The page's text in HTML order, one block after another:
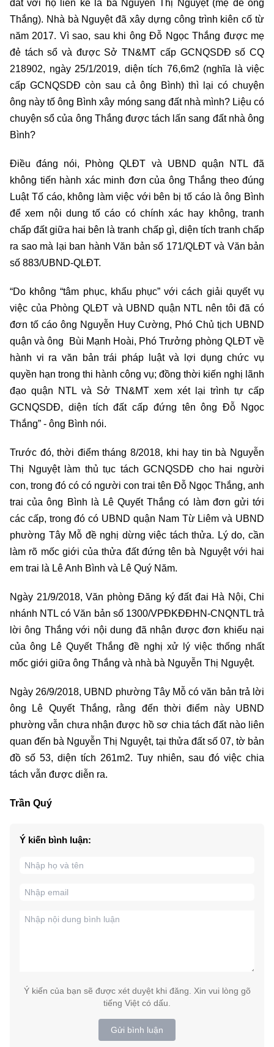
đất với hộ liền kề là bà Nguyễn Thị Nguyệt (mẹ đẻ ông
Thắng). Nhà bà Nguyệt đã xây dựng công trình kiên cố từ
năm 2017. Vì sao, sau khi ông Đỗ Ngọc Thắng được mẹ
đẻ tách sổ và được Sở TN&MT cấp GCNQSDĐ số CQ
218902, ngày 25/1/2019, diện tích 76,6m2 (nghĩa là việc
cấp GCNQSDĐ còn sau cả ông Bình) thì lại có chuyện
ông này tố ông Bình xây móng sang đất nhà mình? Liệu có
chuyện sổ của ông Thắng được tách lấn sang đất nhà ông
Bình?
Điều đáng nói, Phòng QLĐT và UBND quận NTL đã
không tiến hành xác minh đơn của ông Thắng theo đúng
Luật Tố cáo, không làm việc với bên bị tố cáo là ông Bình
để xem nội dung tố cáo có chính xác hay không, tranh
chấp đất giữa hai bên là tranh chấp gì, diện tích tranh chấp
ra sao mà lại ban hành Văn bản số 171/QLĐT và Văn bản
số 883/UBND-QLĐT.
“Do không “tâm phục, khẩu phục” với cách giải quyết vụ
việc của Phòng QLĐT và UBND quận NTL nên tôi đã có
đơn tố cáo ông Nguyễn Huy Cường, Phó Chủ tịch UBND
quận và ông Bùi Mạnh Hoài, Phó Trưởng phòng QLĐT về
hành vi ra văn bản trái pháp luật và lợi dụng chức vụ
quyền hạn trong thi hành công vụ; đồng thời kiến nghị lãnh
đạo quận NTL và Sở TN&MT xem xét lại trình tự cấp
GCNQSDĐ, diện tích đất cấp đứng tên ông Đỗ Ngọc
Thắng” - ông Bình nói.
Trước đó, thời điểm tháng 8/2018, khi hay tin bà Nguyễn
Thị Nguyệt làm thủ tục tách GCNQSDĐ cho hai người
con, trong đó có có người con trai tên Đỗ Ngọc Thắng, anh
trai của ông Bình là Lê Quyết Thắng có làm đơn gửi tới
các cấp, trong đó có UBND quận Nam Từ Liêm và UBND
phường Tây Mỗ đề nghị dừng việc tách thửa. Lý do, cần
làm rõ mốc giới của thửa đất đứng tên bà Nguyệt với hai
em trai là Lê Anh Bình và Lê Quý Năm.
Ngày 21/9/2018, Văn phòng Đăng ký đất đai Hà Nội, Chi
nhánh NTL có Văn bản số 1300/VPĐKĐĐHN-CNQNTL trả
lời ông Thắng với nội dung đã nhận được đơn khiếu nại
của ông Lê Quyết Thắng đề nghị xử lý việc thống nhất
mốc giới giữa ông Thắng và nhà bà Nguyễn Thị Nguyệt.
Ngày 26/9/2018, UBND phường Tây Mỗ có văn bản trả lời
ông Lê Quyết Thắng, rằng đến thời điểm này UBND
phường vẫn chưa nhận được hồ sơ chia tách đất nào liên
quan đến bà Nguyễn Thị Nguyệt, tại thửa đất số 07, tờ bản
đồ số 53, diện tích 261m2. Tuy nhiên, sau đó việc chia
tách vẫn được diễn ra.
Trần Quý
Ý kiến bình luận:
Ý kiến của bạn sẽ được xét duyệt khi đăng. Xin vui lòng gõ
tiếng Việt có dấu.
Gửi bình luận